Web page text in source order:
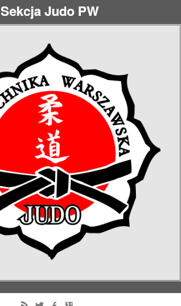
Sekcja Judo PW